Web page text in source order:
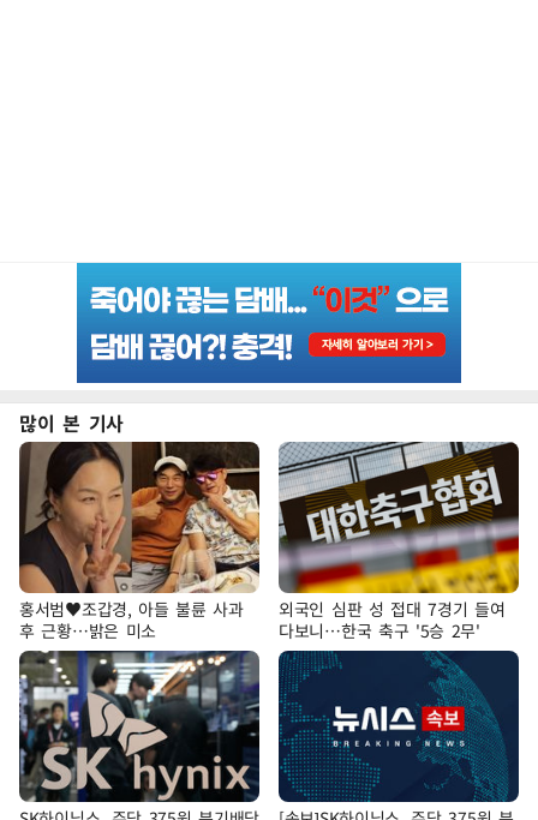
많이 본 기사
홍서범♥조갑경, 아들 불륜 사과
후 근황…밝은 미소
외국인 심판 성 접대 7경기 들여
다보니…한국 축구 '5승 2무'